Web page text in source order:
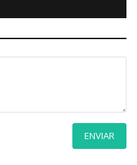
ENVIAR